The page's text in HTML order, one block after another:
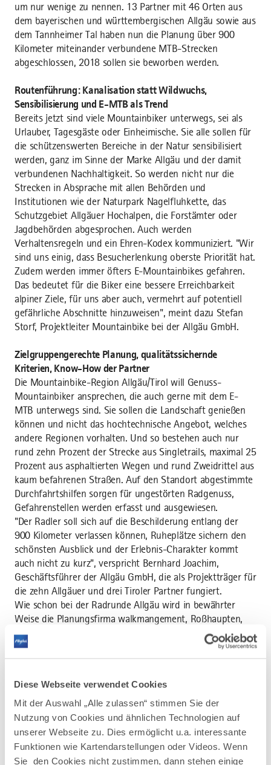
Diese Webseite verwendet Cookies
Mit der Auswahl „Alle zulassen“ stimmen Sie der
Nutzung von Cookies und ähnlichen Technologien auf
unserer Webseite zu. Dies ermöglicht u.a. interessante
Funktionen wie Kartendarstellungen oder Videos. Wenn
Sie den Cookies nicht zustimmen, dann stehen einige
um nur wenige zu nennen. 13 Partner mit 46 Orten aus
dem bayerischen und württembergischen Allgäu sowie aus
dem Tannheimer Tal haben nun die Planung über 900
Kilometer miteinander verbundene MTB-Strecken
abgeschlossen, 2018 sollen sie beworben werden.
Routenführung: Kanalisation statt Wildwuchs,
Sensibilisierung und E-MTB als Trend
Bereits jetzt sind viele Mountainbiker unterwegs, sei als
Urlauber, Tagesgäste oder Einheimische. Sie alle sollen für
die schützenswerten Bereiche in der Natur sensibilisiert
werden, ganz im Sinne der Marke Allgäu und der damit
verbundenen Nachhaltigkeit. So werden nicht nur die
Strecken in Absprache mit allen Behörden und
Institutionen wie der Naturpark Nagelfluhkette, das
Schutzgebiet Allgäuer Hochalpen, die Forstämter oder
Jagdbehörden abgesprochen. Auch werden
Verhaltensregeln und ein Ehren-Kodex kommuniziert. "Wir
sind uns einig, dass Besucherlenkung oberste Priorität hat.
Zudem werden immer öfters E-Mountainbikes gefahren.
Das bedeutet für die Biker eine bessere Erreichbarkeit
alpiner Ziele, für uns aber auch, vermehrt auf potentiell
gefährliche Abschnitte hinzuweisen", meint dazu Stefan
Storf, Projektleiter Mountainbike bei der Allgäu GmbH.
Zielgruppengerechte Planung, qualitätssichernde
Kriterien, Know-How der Partner
Die Mountainbike-Region Allgäu/Tirol will Genuss-
Mountainbiker ansprechen, die auch gerne mit dem E-
MTB unterwegs sind. Sie sollen die Landschaft genießen
können und nicht das hochtechnische Angebot, welches
andere Regionen vorhalten. Und so bestehen auch nur
rund zehn Prozent der Strecke aus Singletrails, maximal 25
Prozent aus asphaltierten Wegen und rund Zweidrittel aus
kaum befahrenen Straßen. Auf den Standort abgestimmte
Durchfahrtshilfen sorgen für ungestörten Radgenuss,
Gefahrenstellen werden erfasst und ausgewiesen.
"Der Radler soll sich auf die Beschilderung entlang der
900 Kilometer verlassen können, Ruheplätze sichern den
schönsten Ausblick und der Erlebnis-Charakter kommt
auch nicht zu kurz", verspricht Bernhard Joachim,
Geschäftsführer der Allgäu GmbH, die als Projektträger für
die zehn Allgäuer und drei Tiroler Partner fungiert.
Wie schon bei der Radrunde Allgäu wird in bewährter
Weise die Planungsfirma walkmangement, Roßhaupten,
nach Festlegung der Routenführung durch die Partner
jeden Kilometer abradeln und beurteilen. Daraus wird das
übrigens ein ganz neues System: Ein sogenanntes
Flowgate kann einfach überfahren werden, es schließt
automatisch. Das ist eines unserer Qualitätsmerkmale:
Innovation neben Sicherheit für Radler und
Grundbesitzer", meint Storf. Auch das Know-How und die
Erfahrungen der Tiroler werden eingearbeitet: Schon seit